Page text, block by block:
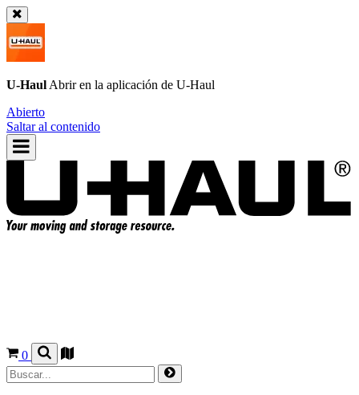
U-Haul Abrir en la aplicación de U-Haul
Abierto
Saltar al contenido
0